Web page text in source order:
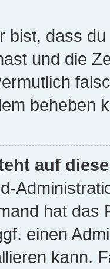
bist, dass
und die
beheben
auf
hat das
einen
kann.